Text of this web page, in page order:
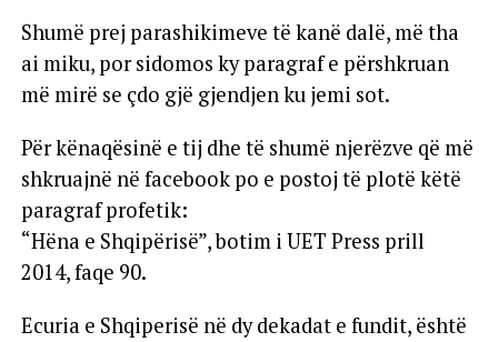
Shumë prej parashikimeve të kanë dalë, më tha
ai miku, por sidomos ky paragraf e përshkruan
më mirë se çdo gjë gjendjen ku jemi sot.
Për kënaqësinë e tij dhe të shumë njerëzve që më
shkruajnë në facebook po e postoj të plotë këtë
paragraf profetik:
“Hëna e Shqipërisë”, botim i UET Press prill
2014, faqe 90.
Ecuria e Shqiperisë në dy dekadat e fundit, është